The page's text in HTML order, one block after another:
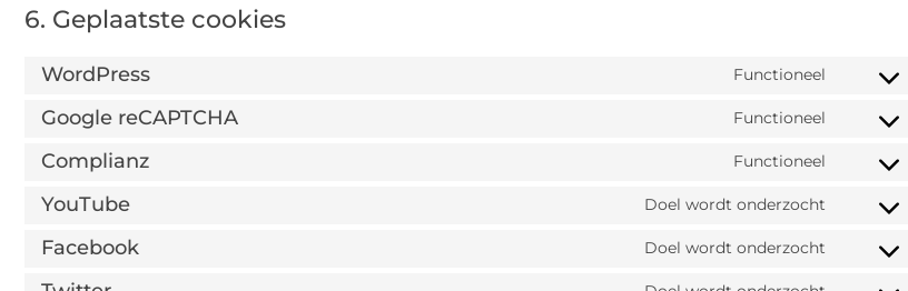
6. Geplaatste cookies
WordPress Functioneel
Google reCAPTCHA Functioneel
Complianz Functioneel
YouTube Doel wordt onderzocht
Facebook Doel wordt onderzocht